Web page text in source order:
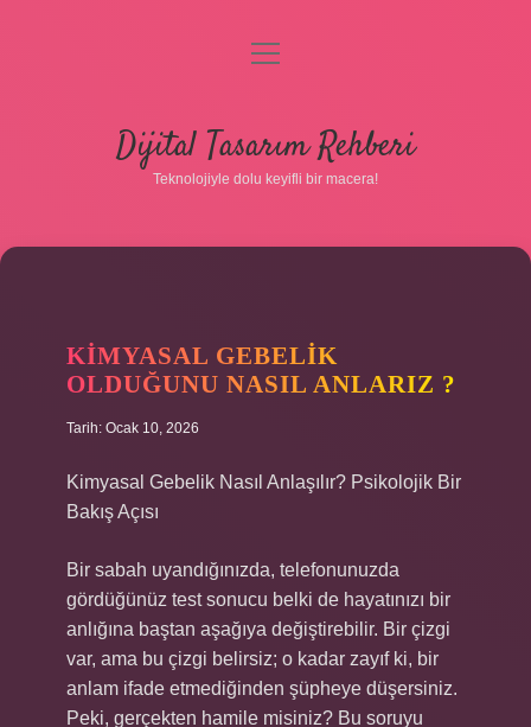
Gizlilik Politikası
Hakkımızda
menüyü
Dijital Tasarım Rehberi
Teknolojiyle dolu keyifli bir macera!
KIMYASAL GEBELIK
OLDUĞUNU NASIL ANLARIZ ?
Tarih: Ocak 10, 2026
Kimyasal Gebelik Nasıl Anlaşılır? Psikolojik Bir
Bakış Açısı
Bir sabah uyandığınızda, telefonunuzda
gördüğünüz test sonucu belki de hayatınızı bir
anlığına baştan aşağıya değiştirebilir. Bir çizgi
var, ama bu çizgi belirsiz; o kadar zayıf ki, bir
anlam ifade etmediğinden şüpheye düşersiniz.
Peki, gerçekten hamile misiniz? Bu soruyu